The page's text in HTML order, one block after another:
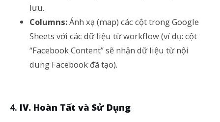
lưu.
Columns:Ánh xạ (map) các cột trong Google
Sheets với các dữ liệu từ workflow (ví dụ: cột
“Facebook Content” sẽ nhận dữ liệu từ nội
dung Facebook đã tạo).
IV. Hoàn Tất và Sử Dụng